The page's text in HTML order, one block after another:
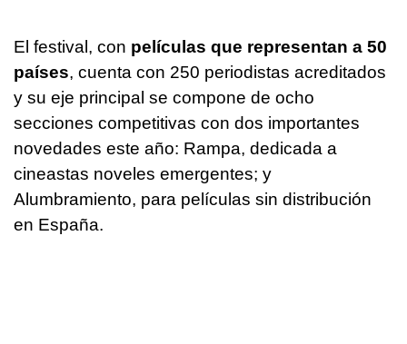
El festival, con películas que representan a 50
países, cuenta con 250 periodistas acreditados
y su eje principal se compone de ocho
secciones competitivas con dos importantes
novedades este año: Rampa, dedicada a
cineastas noveles emergentes; y
Alumbramiento, para películas sin distribución
en España.